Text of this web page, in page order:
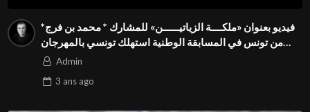
فيديو بعنوان «ملكــــة الزياتيــــــن» للمشارك * محمد بن فرج*
من تونس في المسابقة الوطنية استهلك تونسي بالمهرجان
الدولي Season3 FIVSAdmin
3 ansago